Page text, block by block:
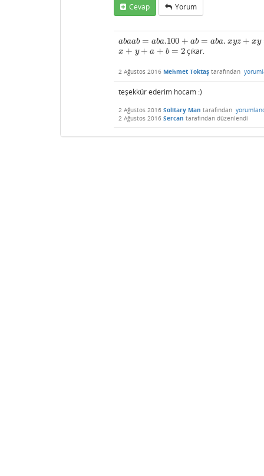
Cevap Yorum
abaab = aba.100 + ab = aba. xyz + xy
abaab=ab a.100+ab =a ba. xy z+xy⇒xyz= 100,a
x + y + a + b = 2
x+ y+ a+b=2 çıkar.
2 Ağustos 2016 Mehmet Toktaş tarafından
teşekkür ederim hocam :)
2 Ağustos 2016 Solitary Man tarafından
2 Ağustos 2016 Sercan tarafından düzenlendi